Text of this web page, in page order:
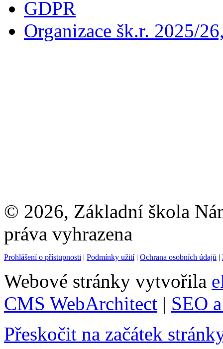
GDPR
Organizace šk.r. 2025/
© 2026, Základní škola
práva vyhrazena
Prohlášení o přístupnosti | Podmínky užití| Ochrana osobních údajů |
Webové stránky vytvořila
CMS WebArchitect | SEO
Přeskočit na začátek